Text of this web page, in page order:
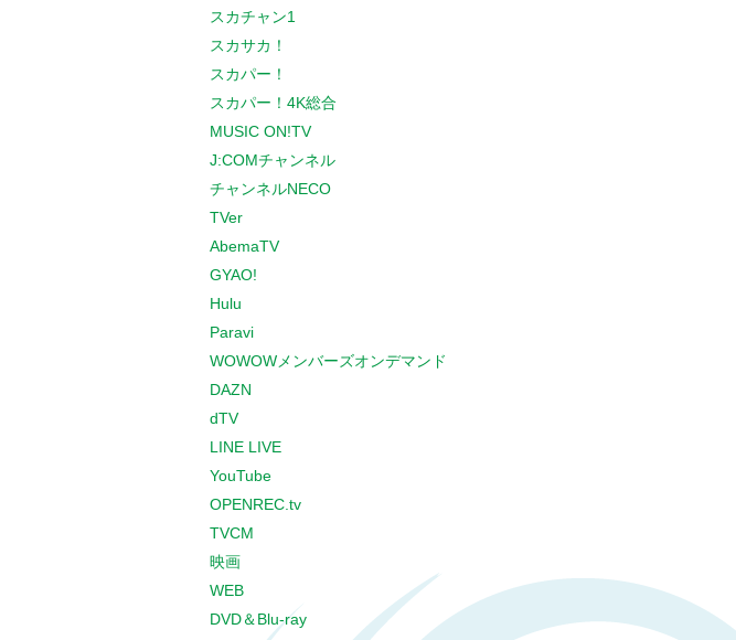
スカチャン1
スカサカ！
スカパー！
スカパー！4K総合
MUSIC ON!TV
J:COMチャンネル
チャンネルNECO
TVer
AbemaTV
GYAO!
Hulu
Paravi
WOWOWメンバーズオンデマンド
DAZN
dTV
LINE LIVE
YouTube
OPENREC.tv
TVCM
映画
WEB
DVD＆Blu-ray